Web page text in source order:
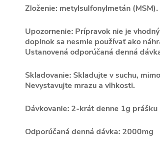
Zloženie: metylsulfonylmetán (MSM).
Upozornenie: Prípravok nie je
doplnok sa nesmie používať ako
Ustanovená odporúčaná denná
Skladovanie: Skladujte v suchu,
Nevystavujte mrazu a vlhkosti.
Dávkovanie: 2-krát denne 1g
Odporúčaná denná dávka: 2000mg